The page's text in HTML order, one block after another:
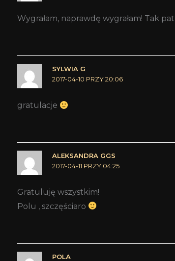
Wygrałam, naprawdę wygrałam! Tak
SYLWIA G
2017-04-10 PRZY 20:06
gratulacje
ALEKSANDRA GGS
2017-04-11 PRZY 04:25
Gratuluję wszystkim!
Polu , szczęściaro
POLA